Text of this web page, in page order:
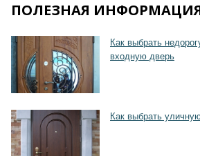
ПОЛЕЗНАЯ
Как выбрать
входную дверь
Как выбрать